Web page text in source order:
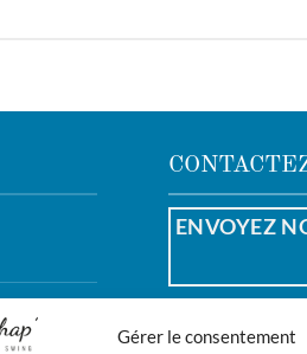
Gérer le consentement
ENVOYEZ